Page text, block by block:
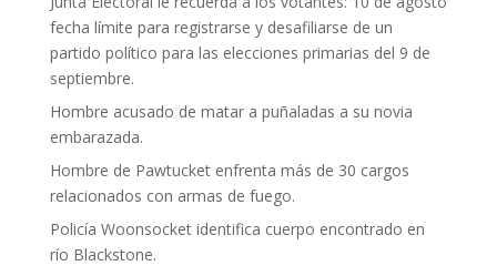
fecha límite para registrarse y desafiliarse de un
partido político para las elecciones primarias del 9 de
septiembre.
Hombre acusado de matar a puñaladas a su novia
embarazada.
Hombre de Pawtucket enfrenta más de 30 cargos
relacionados con armas de fuego.
Policía Woonsocket identifica cuerpo encontrado en
río Blackstone.